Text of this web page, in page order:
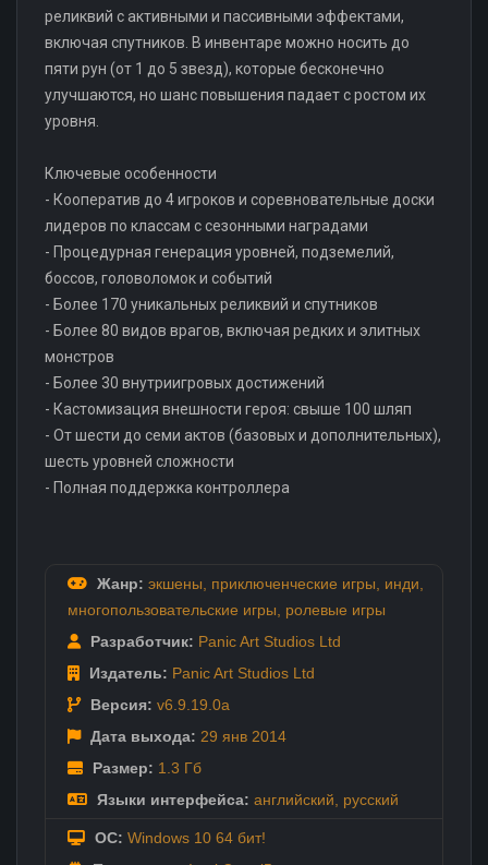
реликвий с активными и пассивными эффектами,
включая спутников. В инвентаре можно носить до
пяти рун (от 1 до 5 звезд), которые бесконечно
улучшаются, но шанс повышения падает с ростом их
уровня.
Ключевые особенности
- Кооператив до 4 игроков и соревновательные доски
лидеров по классам с сезонными наградами
- Процедурная генерация уровней, подземелий,
боссов, головоломок и событий
- Более 170 уникальных реликвий и спутников
- Более 80 видов врагов, включая редких и элитных
монстров
- Более 30 внутриигровых достижений
- Кастомизация внешности героя: свыше 100 шляп
- От шести до семи актов (базовых и дополнительных),
шесть уровней сложности
- Полная поддержка контроллера
Жанр: экшены приключенческие игры инди
многопользовательские игры
ролевые игры
Разработчик: Panic Art Studios Ltd
Издатель: Panic Art Studios Ltd
Версия: v6.9.19.0a
Дата выхода: 29 янв 2014
Размер: 1.3 Гб
Языки интерфейса: английский русский
ОС: Windows 10 64 бит!